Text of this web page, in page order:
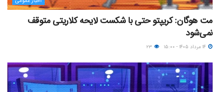
مت هوگان: کریپتو حتی با شکست لایحه کلاریتی متوقف
نمی‌شود